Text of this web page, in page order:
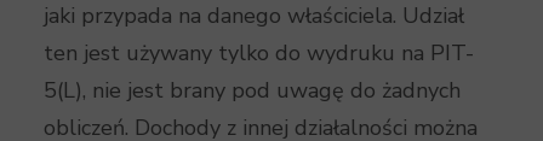
jaki przypada na danego właściciela. Udział
ten jest używany tylko do wydruku na PIT-
5(L), nie jest brany pod uwagę do żadnych
obliczeń. Dochody z innej działalności można